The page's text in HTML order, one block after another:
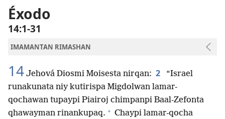
la
Biblia
Éxodo
14:1-31
IMAMANTAN RIMASHAN
14 Jehová Diosmi Moisesta nirqan: 2
“Israel
runakunata niy kutirispa Migdolwan lamar-
qochawan tupaypi Piairoj chimpanpi Baal-Zefonta
qhawayman rinankupaq. + Chaypi lamar-qocha